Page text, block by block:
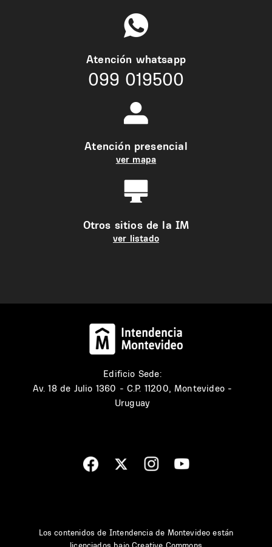
Atención whatsapp
099 019500
Atención presencial
ver mapa
Otros sitios de la IM
ver listado
Edificio Sede:
Av. 18 de Julio 1360 - C.P. 11200, Montevideo -
Uruguay
Los contenidos de Intendencia de Montevideo están